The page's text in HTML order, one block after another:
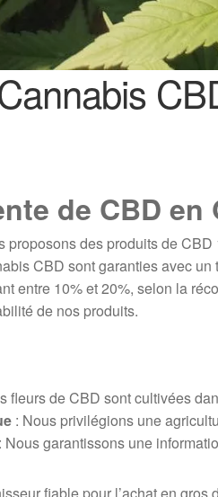
de CBD
proposons des produits de
CBD sont garanties avec
entre 10% et 20%, selon la
de nos produits.
fleurs de CBD sont cultivées
: Nous privilégions une
: Nous garantissons une
fiable pour l’achat en